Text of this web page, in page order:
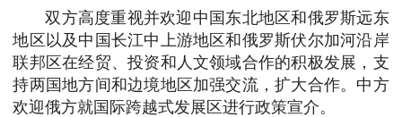
双方高度重视并欢迎中国东北地区和俄罗斯远东
地区以及中国长江中上游地区和俄罗斯伏尔加河沿岸
联邦区在经贸、投资和人文领域合作的积极发展，支
持两国地方间和边境地区加强交流，扩大合作。中方
欢迎俄方就国际跨越式发展区进行政策宣介。